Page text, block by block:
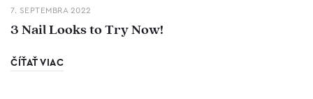
7. SEPTEMBRA 2022
3 Nail Looks to Try Now!
ČÍŤAŤ VIAC